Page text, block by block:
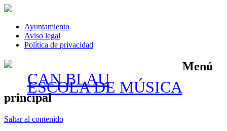
Ayuntamiento
Aviso legal
Política de privacidad
CAN BLAU
ESCOLA DE MÚSICA
Menú
principal
Saltar al contenido